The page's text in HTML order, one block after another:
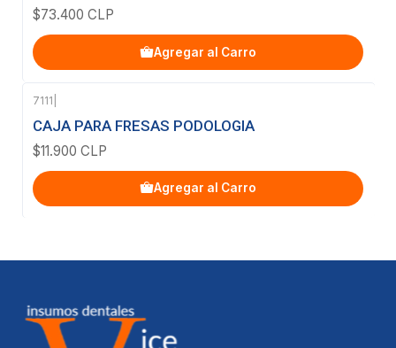
$73.400 CLP
Agregar al Carro
7111
CAJA PARA FRESAS PODOLOGIA
$11.900 CLP
Agregar al Carro